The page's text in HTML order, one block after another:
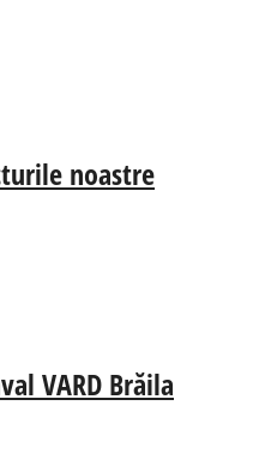
noastre
VARD Brăila